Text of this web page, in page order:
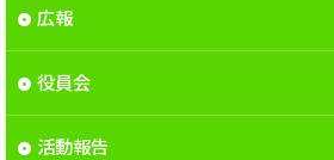
広報
役員会
活動報告